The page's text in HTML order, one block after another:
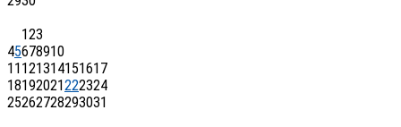
123
45678910
11 121314151617
18192021222324
25262728293031